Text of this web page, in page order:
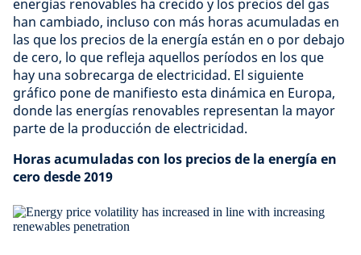
energías renovables ha crecido y los precios del gas
han cambiado, incluso con más horas acumuladas en
las que los precios de la energía están en o por debajo
de cero, lo que refleja aquellos períodos en los que
hay una sobrecarga de electricidad. El siguiente
gráfico pone de manifiesto esta dinámica en Europa,
donde las energías renovables representan la mayor
parte de la producción de electricidad.
Horas acumuladas con los precios de la energía en
cero desde 2019